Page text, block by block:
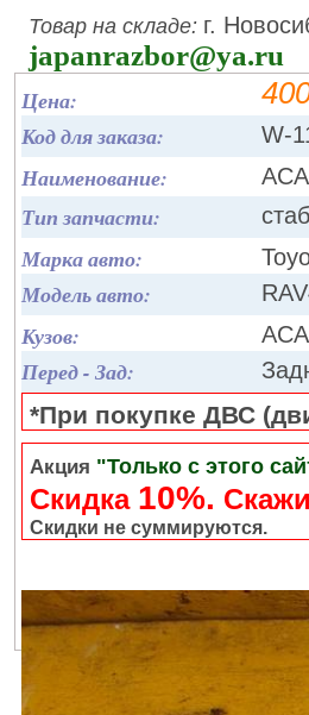
Товар на складе: г.
japanrazbor@ya.ru
Цена:
Код для заказа: W-
Наименование:
Тип запчасти:
Марка авто:
Модель авто:
Кузов:
Перед - Зад:
*При покупке ДВС
Акция "Только с этого
Скидка 10%.
Скидки не суммируются.